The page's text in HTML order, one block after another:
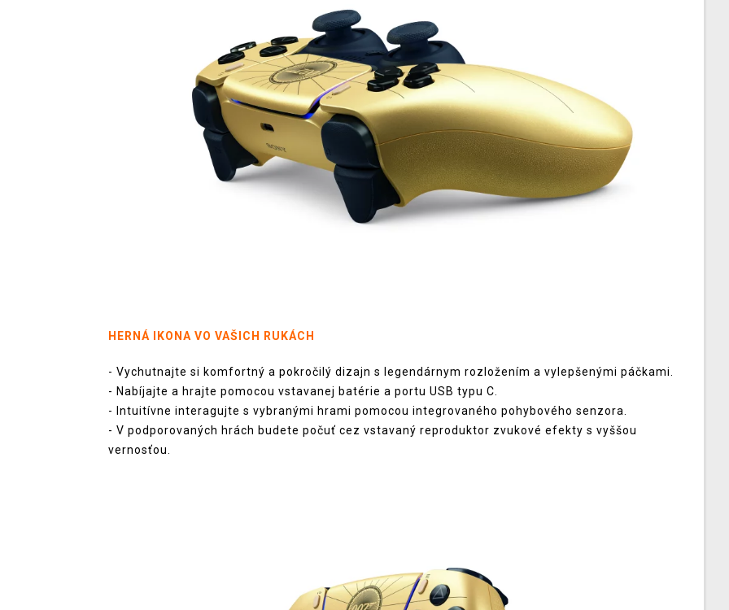
HERNÁ IKONA VO VAŠICH RUKÁCH
- Vychutnajte si komfortný a pokročilý dizajn s legendárnym rozložením a vylepšenými páčkami.
- Nabíjajte a hrajte pomocou vstavanej batérie a portu USB typu C.
- Intuitívne interagujte s vybranými hrami pomocou integrovaného pohybového senzora.
- V podporovaných hrách budete počuť cez vstavaný reproduktor zvukové efekty s vyššou
vernosťou.